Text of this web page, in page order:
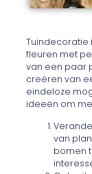
Tuindecoratie
fleuren met
van een paar
creëren van
eindeloze
ideeën om
van
bomen